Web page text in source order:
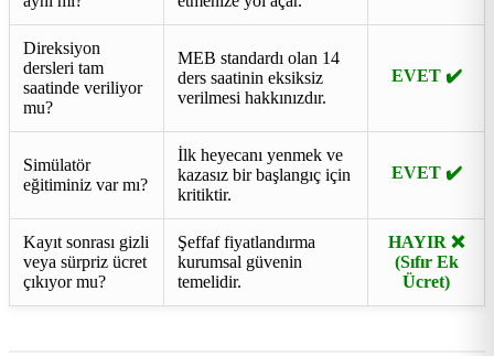
Direksiyon
dersleri tam
saatinde veriliyor
mu?
MEB standardı olan 14
ders saatinin eksiksiz
verilmesi hakkınızdır.
EVET ✔️
Simülatör
eğitiminiz var mı?
İlk heyecanı yenmek ve
kazasız bir başlangıç için
kritiktir.
EVET ✔️
Kayıt sonrası gizli
veya sürpriz ücret
çıkıyor mu?
Şeffaf fiyatlandırma
kurumsal güvenin
temelidir.
HAYIR ❌
(Sıfır Ek
Ücret)